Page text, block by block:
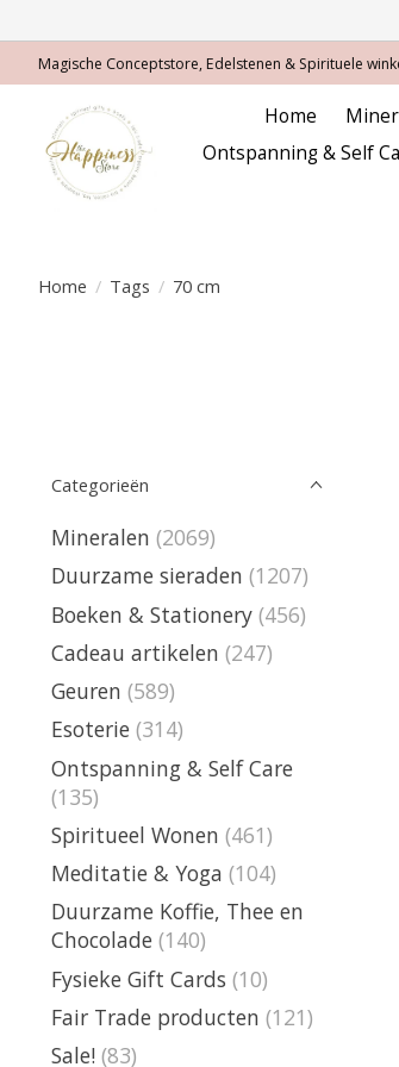
Magische Conceptstore, Edelstenen & Spirituele
Home
Ontspanning & Self
Home / Tags / 70 cm
Categorieën
Mineralen (2069)
Duurzame sieraden (1207)
Boeken & Stationery (456)
Cadeau artikelen (247)
Geuren (589)
Esoterie (314)
Ontspanning & Self Care
(135)
Spiritueel Wonen (461)
Meditatie & Yoga (104)
Duurzame Koffie, Thee en
Chocolade (140)
Fysieke Gift Cards (10)
Fair Trade producten (121)
Sale! (83)